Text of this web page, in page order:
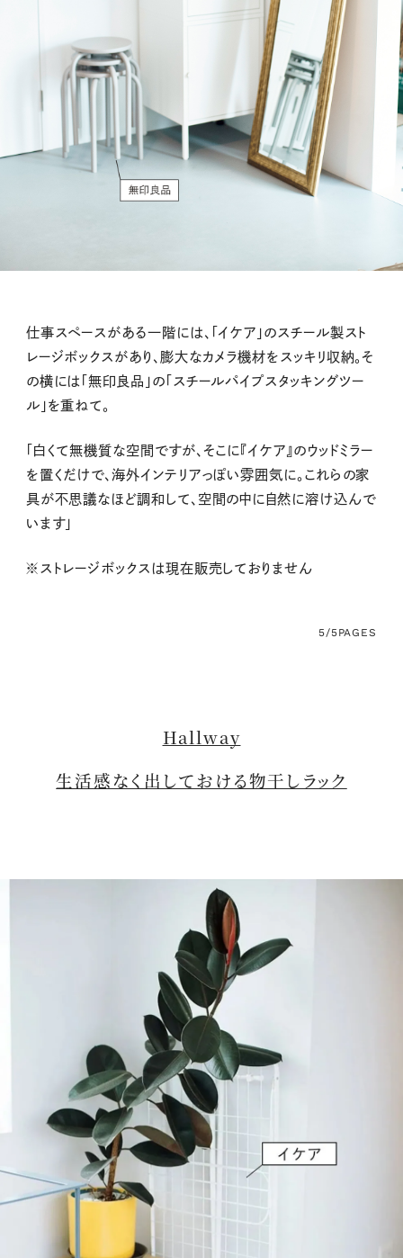
仕事スペースがある一階には、「イケア」のスチール製スト
レージボックスがあり、膨大なカメラ機材をスッキリ収納。そ
の横には「無印良品」の「スチールパイプスタッキングツー
ル」を重ねて。
「白くて無機質な空間ですが、そこに『イケア』のウッドミラー
を置くだけで、海外インテリアっぽい雰囲気に。これらの家
具が不思議なほど調和して、空間の中に自然に溶け込んで
います」
※ストレージボックスは現在販売しておりません
5/5PAGES
Hallway
生活感なく出しておける物干しラック